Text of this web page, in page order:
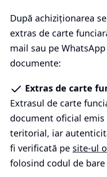
După achiziționarea
extras de carte
mail sau pe
documente:
Extras de carte
Extrasul de carte
document oficial
teritorial, iar
fi verificată pe site-ul
folosind codul de